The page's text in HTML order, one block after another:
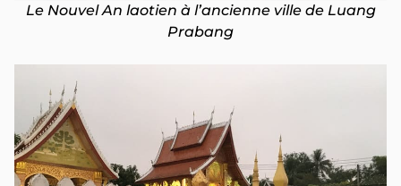
Le Nouvel An laotien à l’ancienne ville de Luang
Prabang